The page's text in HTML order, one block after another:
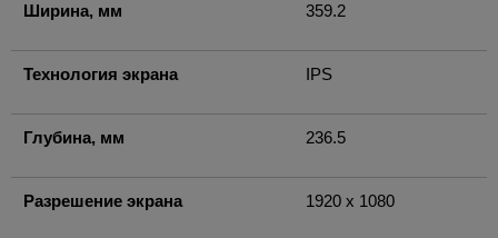
Ширина, мм 359.2
Технология экрана IPS
Глубина, мм 236.5
Разрешение экрана 1920 x 1080